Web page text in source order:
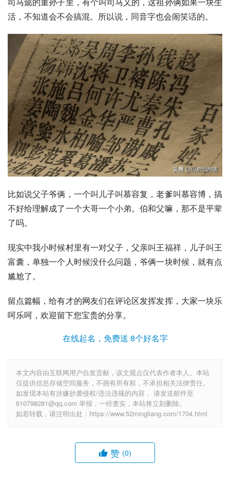
活，不知道会不会搞混。所以说，同音字也会闹笑话的。
比如说父子爷俩，一个叫儿子叫慕容复 ，老爹叫慕容博，搞
不好给理解成了一个大哥一个小弟。伯和父嘛，那不是平辈
了吗。
现实中我小时候村里有一对父子，父亲叫王福祥，儿子叫王
富囊，单独一个人时候没什么问题，爷俩一块时候，就有点
尴尬了。
留点篇幅，给有才的网友们在评论区发挥发挥，大家一块乐
呵乐呵，欢迎留下您宝贵的分享。
在线起名，免费送 8个好名字
本文内容由互联网用户自发贡献，该文观点仅代表作者本人。本站
仅提供信息存储空间服务，不拥有所有权，不承担相关法律责任。
如发现本站有涉嫌抄袭侵权/违法违规的内容， 请发送邮件至
610798281@qq.com 举报，一经查实，本站将立刻删除。
如若转载，请注明出处：https://www.52mingliang.com/1704.html
赞 (0)